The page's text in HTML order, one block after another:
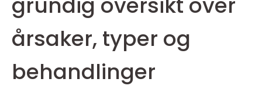
årsaker, typer og
behandlinger